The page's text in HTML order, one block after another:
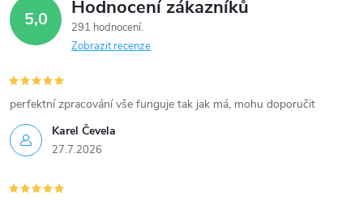
d
a
c
í
p
r
5,0 Hodnocení zákazníků
291 hodnocení
Zobrazit recenze
Karel Čevela
27.7.2026
perfektní zpracování vše funguje tak jak má, mohu doporučit